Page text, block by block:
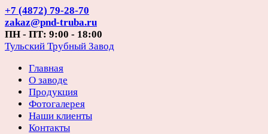
Перейти
к
содержанию
+7 (4872) 79-28-70
zakaz@pnd-truba.ru
ПН - ПТ: 9:00 - 18:00
Тульский Трубный Завод
Главная
О заводе
Продукция
Фотогалерея
Наши клиенты
Контакты